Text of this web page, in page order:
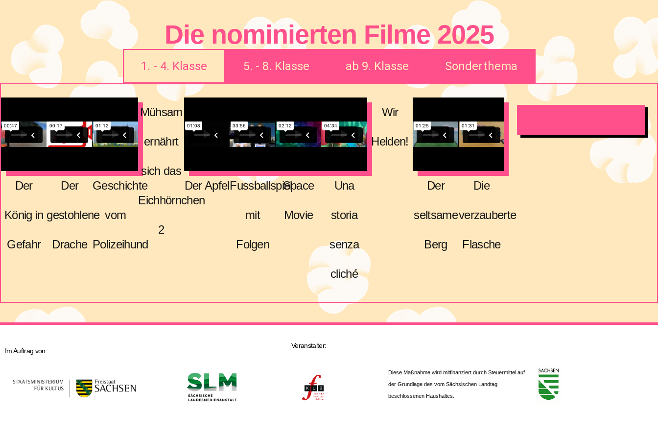
Die nominierten Filme 2025
1. - 4. Klasse 5. - 8. Klasse ab 9. Klasse Sonderthema
Der
König in
Gefahr
Der
gestohlene
Drache
Geschichte
vom
Polizeihund
Mühsam
ernährt
sich das
Eichhörnchen
2
Der ApfelFussballspiel
mit
Folgen
Space
Movie
Una
storia
senza
cliché
Wir
Helden!
Der
seltsame
Berg
Die
verzauberte
Flasche
Im Auftrag von:
Veranstalter:
Diese Maßnahme wird mitfinanziert durch Steuermittel auf
der Grundlage des vom Sächsischen Landtag
beschlossenen Haushaltes.